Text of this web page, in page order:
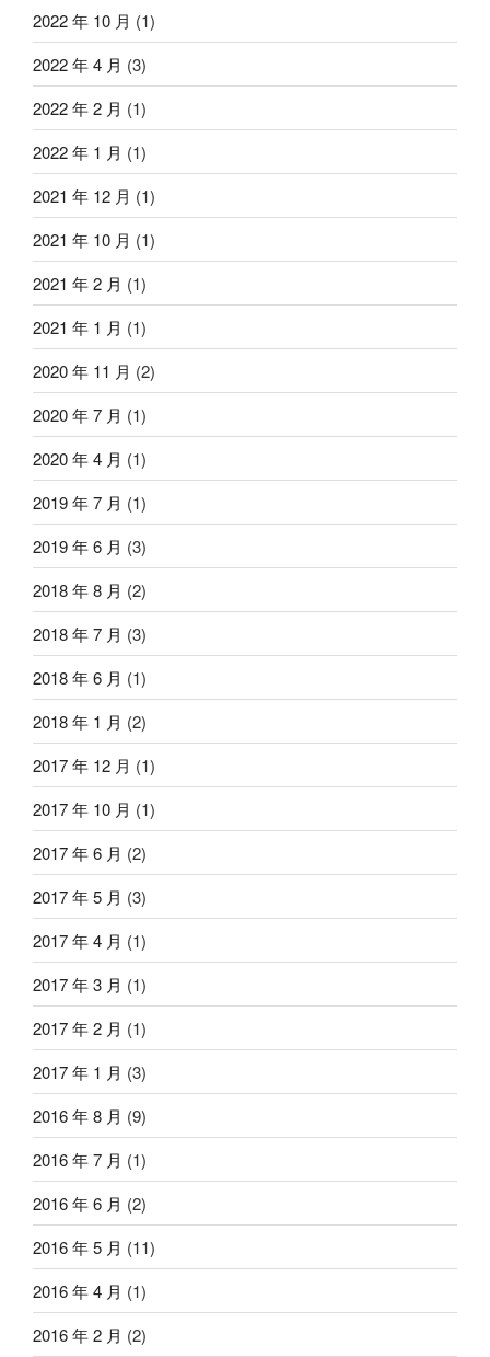
2022 年 10 月 (1)
2022 年 4 月 (3)
2022 年 2 月 (1)
2022 年 1 月 (1)
2021 年 12 月 (1)
2021 年 10 月 (1)
2021 年 2 月 (1)
2021 年 1 月 (1)
2020 年 11 月 (2)
2020 年 7 月 (1)
2020 年 4 月 (1)
2019 年 7 月 (1)
2019 年 6 月 (3)
2018 年 8 月 (2)
2018 年 7 月 (3)
2018 年 6 月 (1)
2018 年 1 月 (2)
2017 年 12 月 (1)
2017 年 10 月 (1)
2017 年 6 月 (2)
2017 年 5 月 (3)
2017 年 4 月 (1)
2017 年 3 月 (1)
2017 年 2 月 (1)
2017 年 1 月 (3)
2016 年 8 月 (9)
2016 年 7 月 (1)
2016 年 6 月 (2)
2016 年 5 月 (11)
2016 年 4 月 (1)
2016 年 2 月 (2)